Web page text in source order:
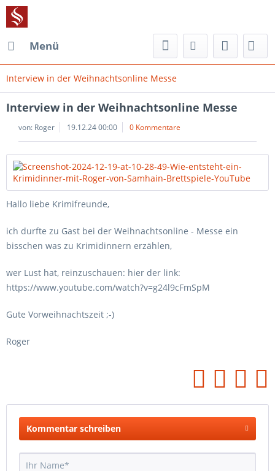
Menü
Interview in der Weihnachtsonline Messe
Interview in der Weihnachtsonline Messe
von: Roger 19.12.24 00:00 0 Kommentare
Hallo liebe Krimifreunde,
ich durfte zu Gast bei der Weihnachtsonline - Messe ein
bisschen was zu Krimidinnern erzählen,
wer Lust hat, reinzuschauen: hier der link:
https://www.youtube.com/watch?v=g24l9cFmSpM
Gute Vorweihnachtszeit ;-)
Roger
Kommentar schreiben